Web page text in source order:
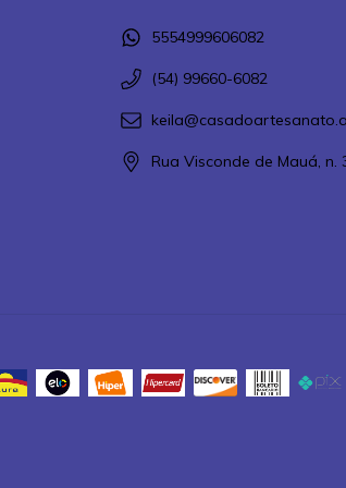
5554999606082
(54) 99660-6082
Rua Visconde de Mauá, n.